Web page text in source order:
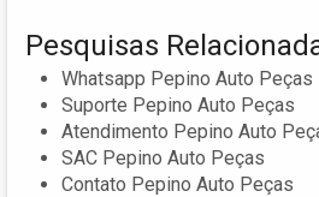
Pesquisas
Whatsapp Pepino Auto Peças
Suporte Pepino Auto Peças
Atendimento Pepino Auto
SAC Pepino Auto Peças
Contato Pepino Auto Peças